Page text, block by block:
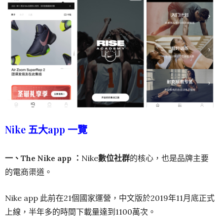
Nike 五大app 一覽
一、The Nike app ： Nike數位社群的核心，也是品牌主要
的電商渠道。
Nike app 此前在21個國家運營，中文版於2019年11月底正式
上線，半年多的時間下載量達到1100萬次。